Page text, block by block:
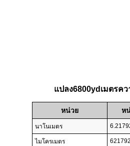
แปลง6800ydเมตรค
หน่วย ห
นาโนเมตร
ไมโครเมตร